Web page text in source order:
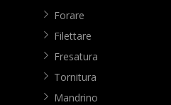
Forare
Filettare
Fresatura
Tornitura
Mandrino